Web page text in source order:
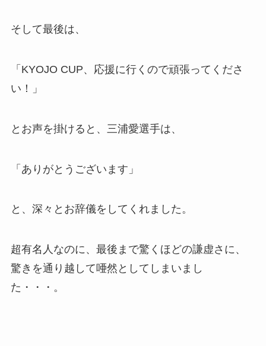
そして最後は、
「KYOJO CUP、応援に行くので頑張ってくださ
い！」
とお声を掛けると、三浦愛選手は、
「ありがとうございます」
と、深々とお辞儀をしてくれました。
超有名人なのに、最後まで驚くほどの謙虚さに、
驚きを通り越して唖然としてしまいまし
た・・・。